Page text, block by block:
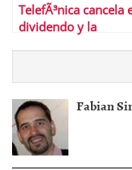
TelefÃ³nica cancela
dividendo y la
Fabian